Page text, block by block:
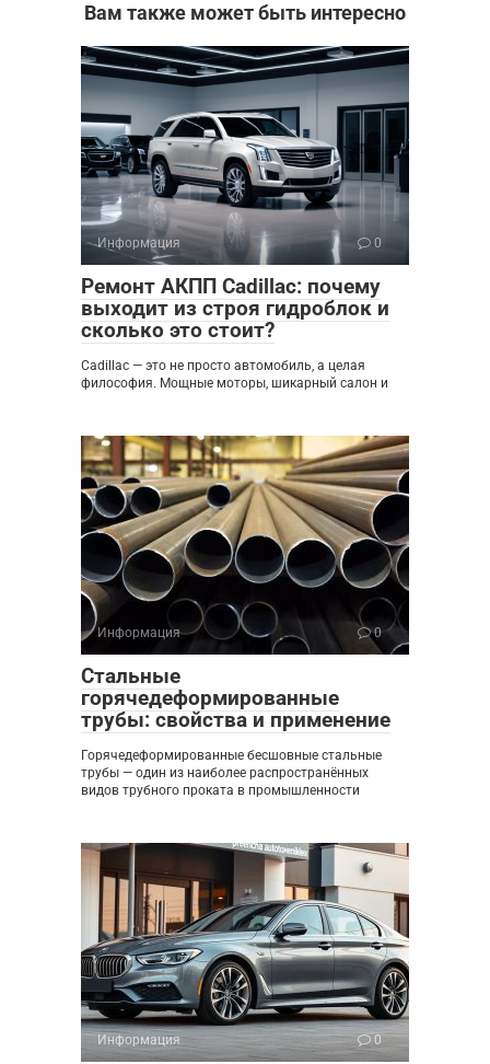
Вам также может быть интересно
Информация 0
Ремонт АКПП Cadillac: почему
выходит из строя гидроблок и
сколько это стоит?
Cadillac — это не просто автомобиль, а целая
философия. Мощные моторы, шикарный салон и
Информация 0
Стальные
горячедеформированные
трубы: свойства и применение
Горячедеформированные бесшовные стальные
трубы — один из наиболее распространённых
видов трубного проката в промышленности
Информация 0